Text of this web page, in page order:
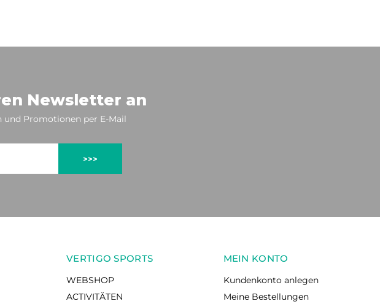
Newsletter an
und Promotionen per E-Mail
>>>
VERTIGO SPORTS
WEBSHOP
ACTIVITÄTEN
MEIN KONTO
Kundenkonto anlegen
Meine Bestellungen